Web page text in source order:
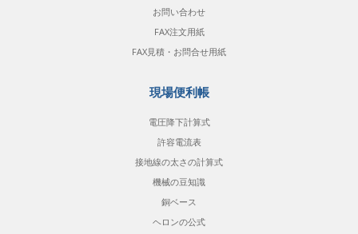
お問い合わせ
FAX注文用紙
FAX見積・お問合せ用紙
現場便利帳
電圧降下計算式
許容電流表
接地線の太さの計算式
機械の豆知識
銅ベース
ヘロンの公式